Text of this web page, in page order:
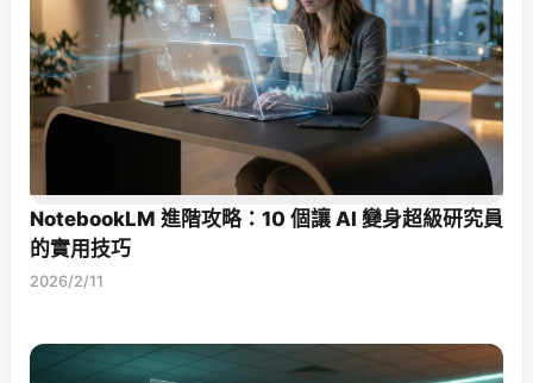
NotebookLM 進階攻略：10 個讓 AI 變身超級研究員
的實用技巧
2026/2/11